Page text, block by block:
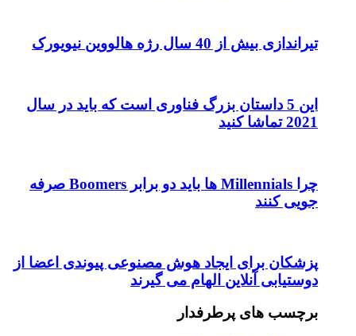
تیراندازی بیش از 40 سال رژه هالووین نیویورک
این 5 داستان بزرگ فناوری است که باید در سال
2021 تماشا کنید
چرا Millennials ها باید دو برابر Boomers صرفه
جویی کنند
پزشکان برای ایجاد هوش مصنوعی پیوندی اعضا از
دوستیابی آنلاین الهام می گیرند
برچسب های پرطرفدار